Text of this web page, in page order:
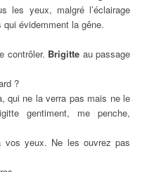
les yeux, malgré l’éclairage
évidemment la gêne.
contrôler. Brigitte au passage
?
qui ne la verra pas mais ne le
gentiment, me penche,
yeux. Ne les ouvrez pas